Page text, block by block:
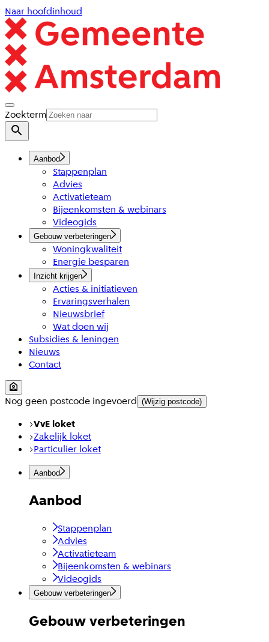
Naar hoofdinhoud
Zoekterm
Aanbod
Stappenplan
Advies
Activatieteam
Bijeenkomsten & webinars
Videogids
Gebouw verbeteringen
Woningkwaliteit
Energie besparen
Inzicht krijgen
Acties & initiatieven
Ervaringsverhalen
Nieuwsbrief
Wat doen wij
Subsidies & leningen
Nieuws
Contact
Nog geen postcode ingevoerd (Wijzig postcode)
VvE loket
Zakelijk loket
Particulier loket
Aanbod
Aanbod
Stappenplan
Advies
Activatieteam
Bijeenkomsten & webinars
Videogids
Gebouw verbeteringen
Gebouw verbeteringen